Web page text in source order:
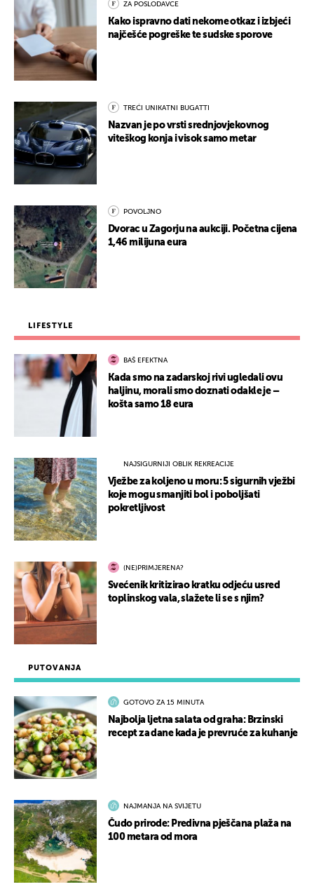
PUTOVANJA
GOTOVO ZA 15 MINUTA
Najbolja ljetna salata od graha: Brzinski
recept za dane kada je prevruće za kuhanje
NAJMANJA NA SVIJETU
Čudo prirode: Predivna pješčana plaža na
100 metara od mora
ZA POSLODAVCE
Kako ispravno dati nekome otkaz i izbjeći
najčešće pogreške te sudske sporove
TREĆI UNIKATNI BUGATTI
Nazvan je po vrsti srednjovjekovnog
viteškog konja i visok samo metar
POVOLJNO
Dvorac u Zagorju na aukciji. Početna cijena
1,46 milijuna eura
LIFESTYLE
BAŠ EFEKTNA
Kada smo na zadarskoj rivi ugledali ovu
haljinu, morali smo doznati odakle je –
košta samo 18 eura
NAJSIGURNIJI OBLIK REKREACIJE
Vježbe za koljeno u moru: 5 sigurnih vježbi
koje mogu smanjiti bol i poboljšati
pokretljivost
(NE)PRIMJERENA?
Svećenik kritizirao kratku odjeću usred
toplinskog vala, slažete li se s njim?